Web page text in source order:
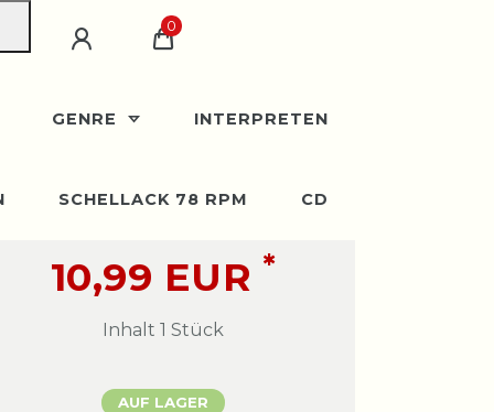
0
GENRE INTERPRETEN
SCHELLACK 78 RPM CD
10,99 EUR *
Inhalt 1 Stück
AUF LAGER